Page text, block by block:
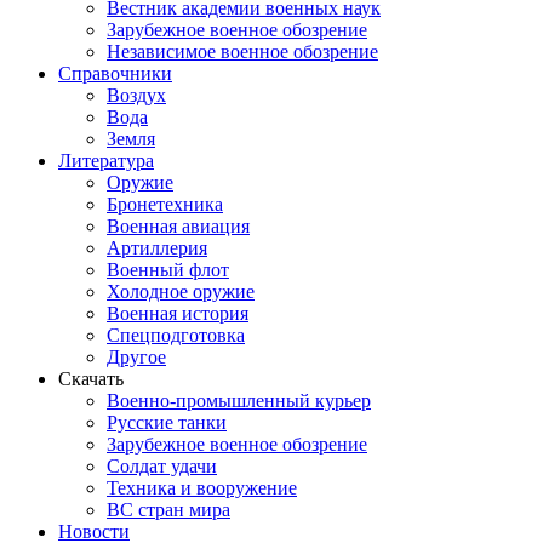
Вестник академии военных наук
Зарубежное военное обозрение
Независимое военное обозрение
Справочники
Воздух
Вода
Земля
Литература
Оружие
Бронетехника
Военная авиация
Артиллерия
Военный флот
Холодное оружие
Военная история
Спецподготовка
Другое
Скачать
Военно-промышленный курьер
Русские танки
Зарубежное военное обозрение
Солдат удачи
Техника и вооружение
ВС стран мира
Новости